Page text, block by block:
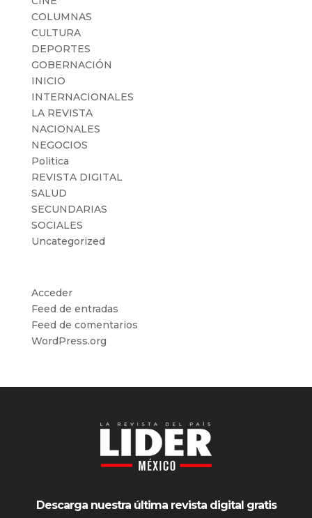
COLUMNAS
CULTURA
DEPORTES
GOBERNACIÓN
INICIO
INTERNACIONALES
LA REVISTA
NACIONALES
NEGOCIOS
Politica
REVISTA DIGITAL
SALUD
SECUNDARIAS
SOCIALES
Uncategorized
Acceder
Feed de entradas
Feed de comentarios
WordPress.org
Descarga nuestra última revista digital gratis